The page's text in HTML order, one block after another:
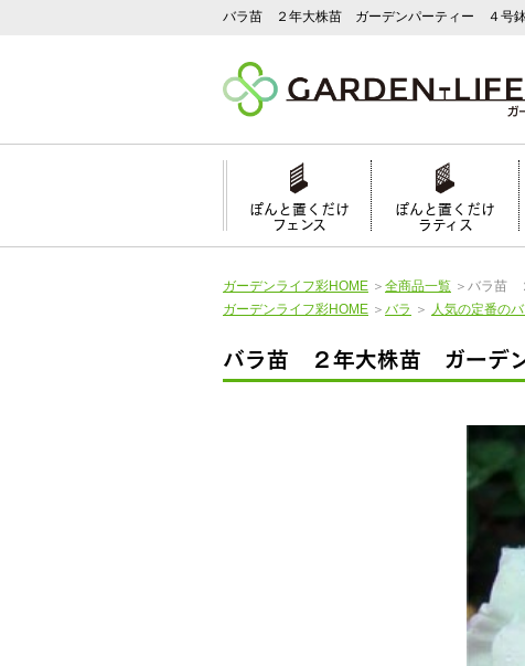
バラ苗 ２年大株苗 ガーデンパーティー ４号
ぽんと置くだけ
フェンス
ぽんと置くだけ
ラティス
ガーデンライフ彩HOME ＞ 全商品一覧 ＞ バラ苗
ガーデンライフ彩HOME ＞ バラ ＞ 人気の定番のバ
バラ苗 ２年大株苗 ガーデ